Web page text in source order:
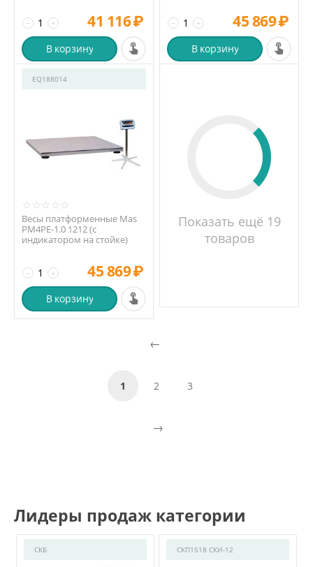
+
− 41 116₽
В корзину
+
− 45 869₽
В корзину
EQ188014
Весы платформенные Mas
PM4PE-1.0 1212 (с
индикатором на стойке)
+
− 45 869₽
В корзину
Показать ещё 19
товаров
1 2 3
Лидеры продаж категории
СКБ СКП1518 СКИ-12